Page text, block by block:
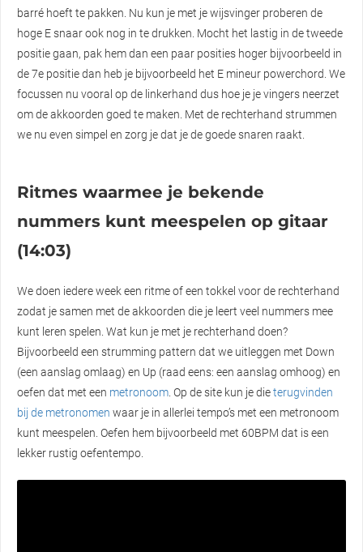
barré hoeft te pakken. Nu kun je met je wijsvinger proberen de
hoge E snaar ook nog in te drukken. Mocht het lastig in de tweede
positie gaan, pak hem dan een paar posities hoger bijvoorbeeld in
de 7e positie dan heb je bijvoorbeeld het E mineur powerchord. We
focussen nu vooral op de linkerhand dus hoe je je vingers neerzet
om de akkoorden goed te maken. Met de rechterhand strummen
we nu even simpel en zorg je dat je de goede snaren raakt.
Ritmes waarmee je bekende
nummers kunt meespelen op gitaar
(14:03)
We doen iedere week een ritme of een tokkel voor de rechterhand
zodat je samen met de akkoorden die je leert veel nummers mee
kunt leren spelen. Wat kun je met je rechterhand doen?
Bijvoorbeeld een strumming pattern dat we uitleggen met Down
(een aanslag omlaag) en Up (raad eens: een aanslag omhoog) en
oefen dat met een metronoom . Op de site kun je dieterugvinden
bij de metronomen waar je in allerlei tempo’s met een metronoom
kunt meespelen. Oefen hem bijvoorbeeld met 60BPM dat is een
lekker rustig oefentempo.